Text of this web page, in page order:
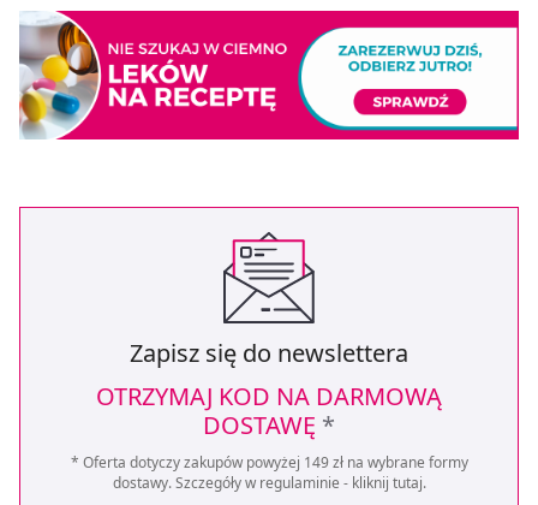
Zapisz się do newslettera
OTRZYMAJ KOD NA DARMOWĄ
DOSTAWĘ *
* Oferta dotyczy zakupów powyżej 149 zł na wybrane formy
dostawy. Szczegóły w regulaminie - kliknij tutaj.